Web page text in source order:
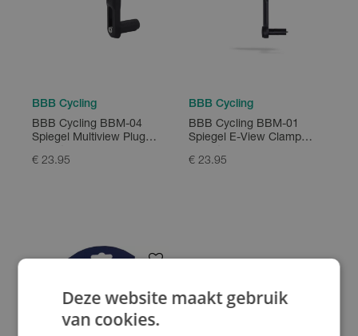
BBB Cycling
BBB Cycling BBM-04
Spiegel Multiview Plug
€ 23.95
BBB Cycling
BBB Cycling BBM-01
Spiegel E-View Clamp
€ 23.95
Deze website maakt gebruik
van cookies.